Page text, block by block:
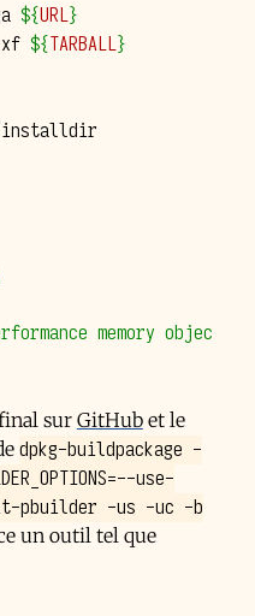
${URL}
${TARBALL}
installdir
memory objec
sur GitHubet le
dpkg-buildpackage -
use-
pbuilder -us -uc -b
un outil tel que